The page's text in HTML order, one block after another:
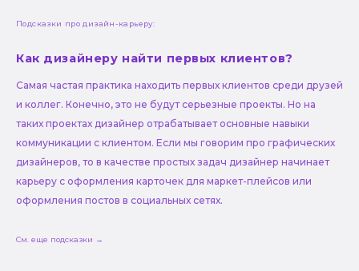
Подсказки про дизайн-карьеру:
Как дизайнеру найти первых клиентов?
Самая частая практика находить первых клиентов среди друзей
и коллег. Конечно, это не будут серьезные проекты. Но на
таких проектах дизайнер отрабатывает основные навыки
коммуникации с клиентом. Если мы говорим про графических
дизайнеров, то в качестве простых задач дизайнер начинает
карьеру с оформления карточек для маркет-плейсов или
оформления постов в социальных сетях.
См. еще подсказки →